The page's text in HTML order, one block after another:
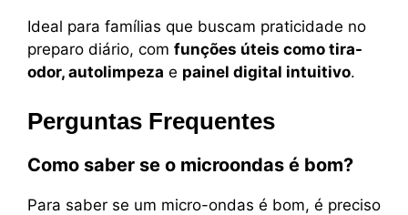
Ideal para famílias que buscam praticidade no
preparo diário, com funções úteis como tira-
odor, autolimpeza e painel digital intuitivo.
Perguntas Frequentes
Como saber se o microondas é bom?
Para saber se um micro-ondas é bom, é preciso